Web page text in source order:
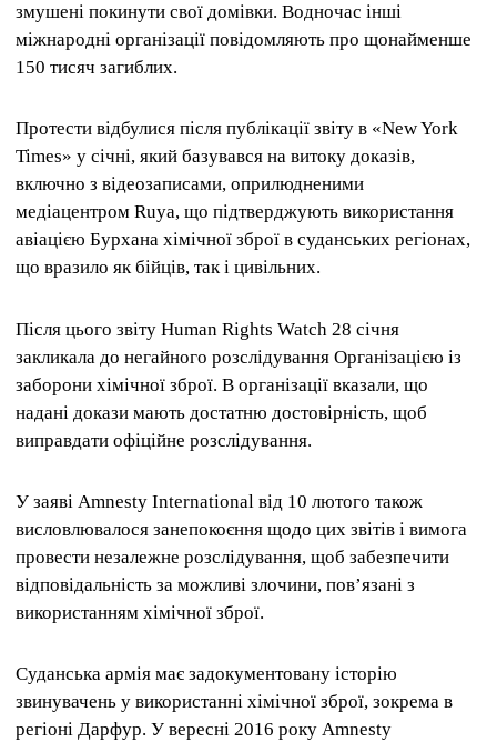
змушені покинути свої домівки. Водночас інші
міжнародні організації повідомляють про щонайменше
150 тисяч загиблих.
Протести відбулися після публікації звіту в «New York
Times» у січні, який базувався на витоку доказів,
включно з відеозаписами, оприлюдненими
медіацентром Ruya, що підтверджують використання
авіацією Бурхана хімічної зброї в суданських регіонах,
що вразило як бійців, так і цивільних.
Після цього звіту Human Rights Watch 28 січня
закликала до негайного розслідування Організацією із
заборони хімічної зброї. В організації вказали, що
надані докази мають достатню достовірність, щоб
виправдати офіційне розслідування.
У заяві Amnesty International від 10 лютого також
висловлювалося занепокоєння щодо цих звітів і вимога
провести незалежне розслідування, щоб забезпечити
відповідальність за можливі злочини, пов’язані з
використанням хімічної зброї.
Суданська армія має задокументовану історію
звинувачень у використанні хімічної зброї, зокрема в
регіоні Дарфур. У вересні 2016 року Amnesty